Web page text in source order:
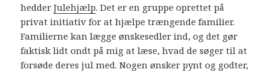
hedderJulehjælp. Det er en gruppe oprettet på
privat initiativ for at hjælpe trængende familier.
Familierne kan lægge ønskesedler ind, og det gør
faktisk lidt ondt på mig at læse, hvad de søger til at
forsøde deres jul med. Nogen ønsker pynt og godter,